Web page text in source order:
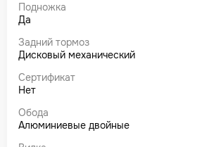
Подножка
Да
Задний тормоз
Дисковый механический
Сертификат
Нет
Обода
Алюминиевые двойные